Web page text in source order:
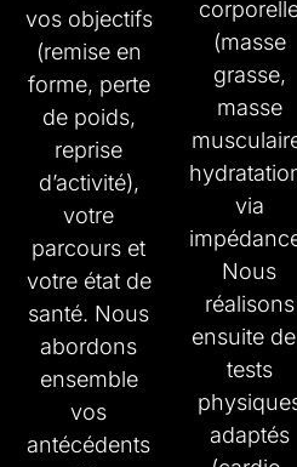
vos objectifs
(remise en
forme, perte
de poids,
reprise
d’activité),
votre
parcours et
votre état de
santé. Nous
abordons
ensemble
vos
antécédents
(masse
grasse,
masse
via
Nous
réalisons
ensuite
tests
adaptés